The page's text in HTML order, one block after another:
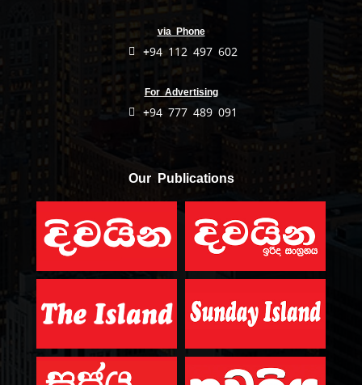
via Phone
+94 112 497 602
For Advertising
+94 777 489 091
Our Publications